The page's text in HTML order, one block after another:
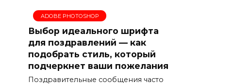
ADOBE PHOTOSHOP
Выбор идеального шрифта
для поздравлений — как
подобрать стиль, который
подчеркнет ваши пожелания
Поздравительные сообщения часто